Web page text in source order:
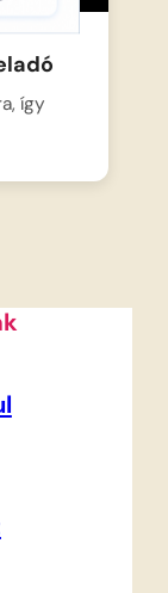
így